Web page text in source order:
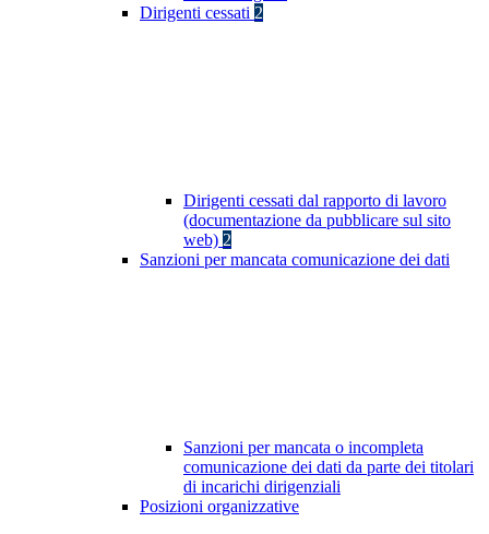
Dirigenti cessati 2
Dirigenti cessati dal rapporto di lavoro
(documentazione da pubblicare sul sito
web) 2
Sanzioni per mancata comunicazione dei dati
Sanzioni per mancata o incompleta
comunicazione dei dati da parte dei titolari
di incarichi dirigenziali
Posizioni organizzative